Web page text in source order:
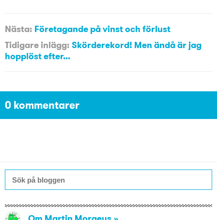
Nästa: Företagande på vinst och förlust
Tidigare inlägg: Skörderekord! Men ändå är jag
hopplöst efter...
0 kommentarer